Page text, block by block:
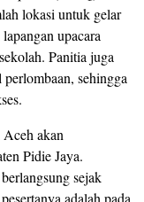
lokasi untuk gelar
upacara
Panitia juga
sehingga
akan
Pidie Jaya.
sejak
adalah pada